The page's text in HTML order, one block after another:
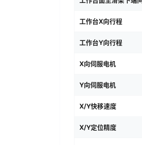
工作台X向行程
工作台Y向行程
X向伺服电机
Y向伺服电机
X/Y快移速度
X/Y定位精度